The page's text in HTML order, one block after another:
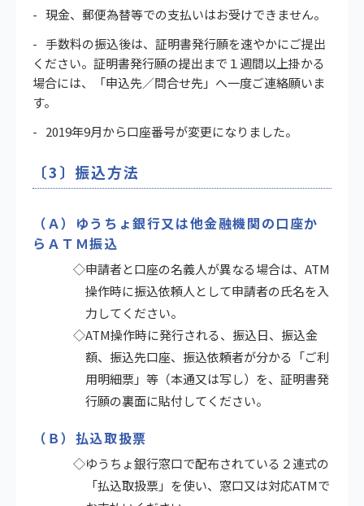
現金、郵便為替等での支払いはお受けできません。
手数料の振込後は、証明書発行願を速やかにご提出
ください。証明書発行願の提出まで１週間以上掛かる
場合には、「申込先／問合せ先」へ一度ご連絡願いま
す。
2019年9月から口座番号が変更になりました。
〔3〕振込方法
（Ａ）ゆうちょ銀行又は他金融機関の口座か
らＡＴＭ振込
◇申請者と口座の名義人が異なる場合は、ATM
操作時に振込依頼人として申請者の氏名を入
力してください。
◇ATM操作時に発行される、振込日、振込金
額、振込先口座、振込依頼者が分かる「ご利
用明細票」等（本通又は写し）を、証明書発
行願の裏面に貼付してください。
（Ｂ）払込取扱票
◇ゆうちょ銀行窓口で配布されている２連式の
「払込取扱票」を使い、窓口又は対応ATMで